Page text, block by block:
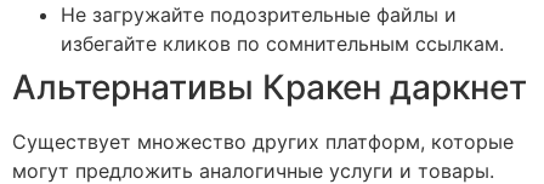
Не загружайте подозрительные файлы и
избегайте кликов по сомнительным ссылкам.
Альтернативы Кракен даркнет
Существует множество других платформ, которые
могут предложить аналогичные услуги и товары.